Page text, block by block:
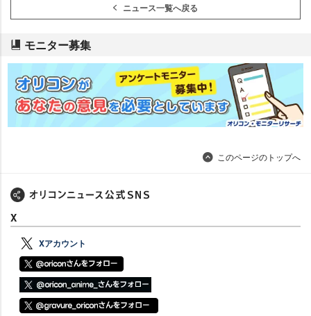
ニュース一覧へ戻る
モニター募集
このページのトップへ
X
Xアカウント